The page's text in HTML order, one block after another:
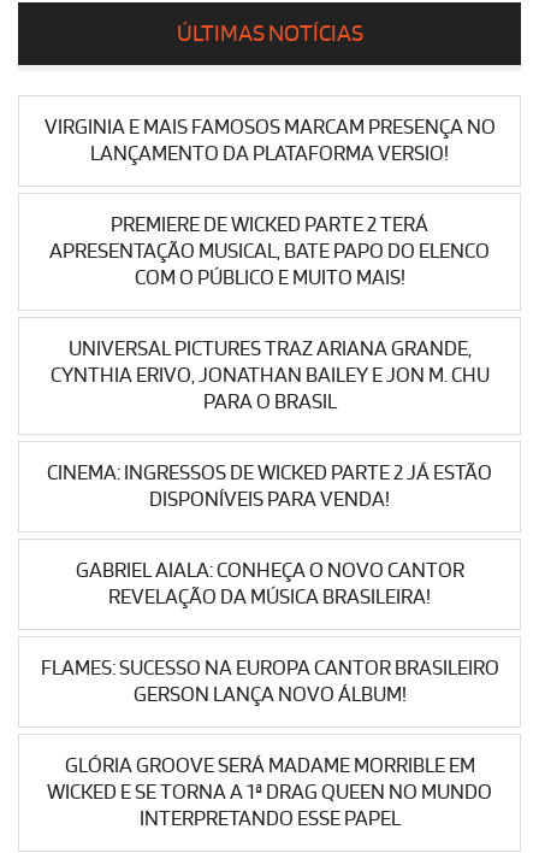
ÚLTIMAS NOTÍCIAS
VIRGINIA E MAIS FAMOSOS MARCAM PRESENÇA NO
LANÇAMENTO DA PLATAFORMA VERSIO!
PREMIERE DE WICKED PARTE 2 TERÁ
APRESENTAÇÃO MUSICAL, BATE PAPO DO ELENCO
COM O PÚBLICO E MUITO MAIS!
UNIVERSAL PICTURES TRAZ ARIANA GRANDE,
CYNTHIA ERIVO, JONATHAN BAILEY E JON M. CHU
PARA O BRASIL
CINEMA: INGRESSOS DE WICKED PARTE 2 JÁ ESTÃO
DISPONÍVEIS PARA VENDA!
GABRIEL AIALA: CONHEÇA O NOVO CANTOR
REVELAÇÃO DA MÚSICA BRASILEIRA!
FLAMES: SUCESSO NA EUROPA CANTOR BRASILEIRO
GERSON LANÇA NOVO ÁLBUM!
GLÓRIA GROOVE SERÁ MADAME MORRIBLE EM
WICKED E SE TORNA A 1ª DRAG QUEEN NO MUNDO
INTERPRETANDO ESSE PAPEL